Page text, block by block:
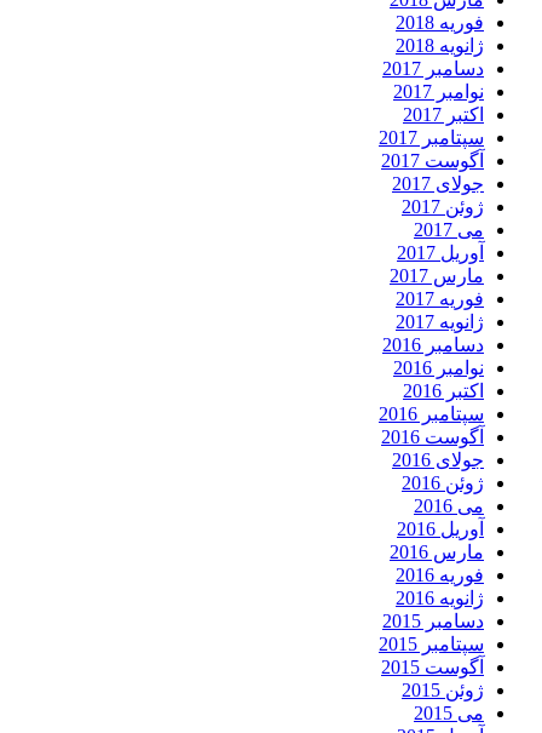
فوریه 2018
ژانویه 2018
دسامبر 2017
نوامبر 2017
اکتبر 2017
سپتامبر 2017
آگوست 2017
جولای 2017
ژوئن 2017
می 2017
آوریل 2017
مارس 2017
فوریه 2017
ژانویه 2017
دسامبر 2016
نوامبر 2016
اکتبر 2016
سپتامبر 2016
آگوست 2016
جولای 2016
ژوئن 2016
می 2016
آوریل 2016
مارس 2016
فوریه 2016
ژانویه 2016
دسامبر 2015
سپتامبر 2015
آگوست 2015
ژوئن 2015
می 2015